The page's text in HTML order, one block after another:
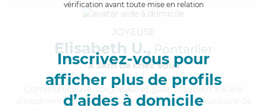
vérification avant toute mise en relation
Inscrivez-vous pour
afficher plus de profils
d’aides à domicile
JOYEUSE
Elisabeth U., Pontarlier
à 5km de chez Vous
, soigneuse et gaie, Elisabeth a 6 ans
d'expérience et possède un diplôme d'État d'Auxiliaire de